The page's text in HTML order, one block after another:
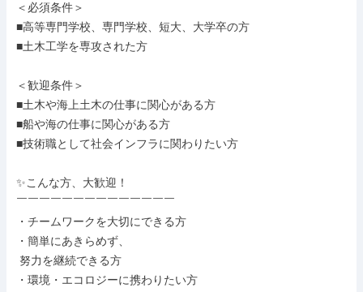
＜必須条件＞
■高等専門学校、専門学校、短大、大学卒の方
■土木工学を専攻された方
＜歓迎条件＞
■土木や海上土木の仕事に関心がある方
■船や海の仕事に関心がある方
■技術職として社会インフラに関わりたい方
✨こんな方、大歓迎！
￣￣￣￣￣￣￣￣￣￣￣￣￣￣
・チームワークを大切にできる方
・簡単にあきらめず、
・環境・エコロジーに携わりたい方